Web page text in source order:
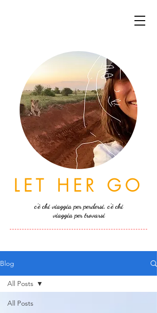
LET HER GO
c'è chi viaggia per perdersi, c'è chi
viaggia per trovarsi
Blog
All Posts
All Posts